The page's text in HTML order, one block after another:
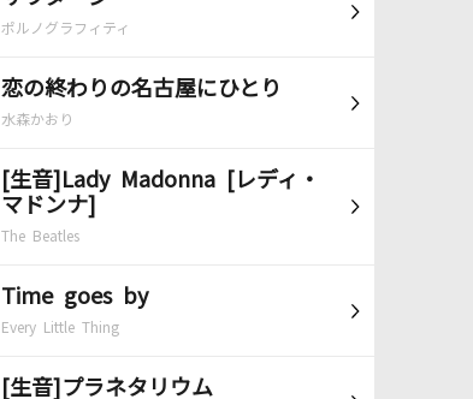
ポルノグラフィティ
恋の終わりの名古屋にひとり
水森かおり
[生音]Lady Madonna [レディ・
マドンナ]
The Beatles
Time goes by
Every Little Thing
[生音]プラネタリウム